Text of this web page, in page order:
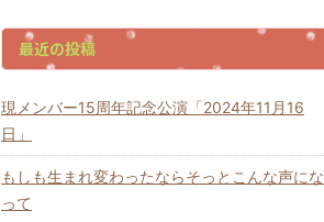
最近の投稿
現メンバー15周年記念公演「2024年11月16
日」
もしも生まれ変わったならそっとこんな声にな
って